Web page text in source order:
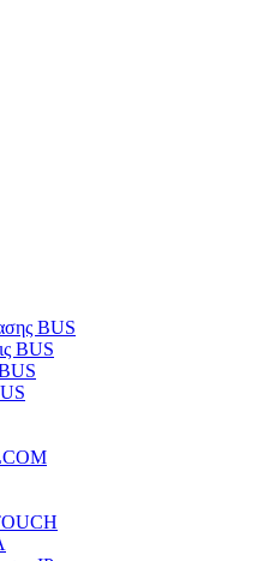
BUS
BUS